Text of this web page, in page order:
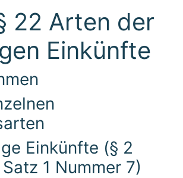
22 Arten der
Einkünfte
Einkünfte (§ 2
1 Nummer 7)